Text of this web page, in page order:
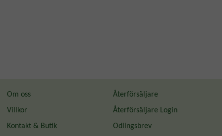
Om oss
Villkor
Kontakt & Butik
Återförsäljare
Återförsäljare Login
Odlingsbrev